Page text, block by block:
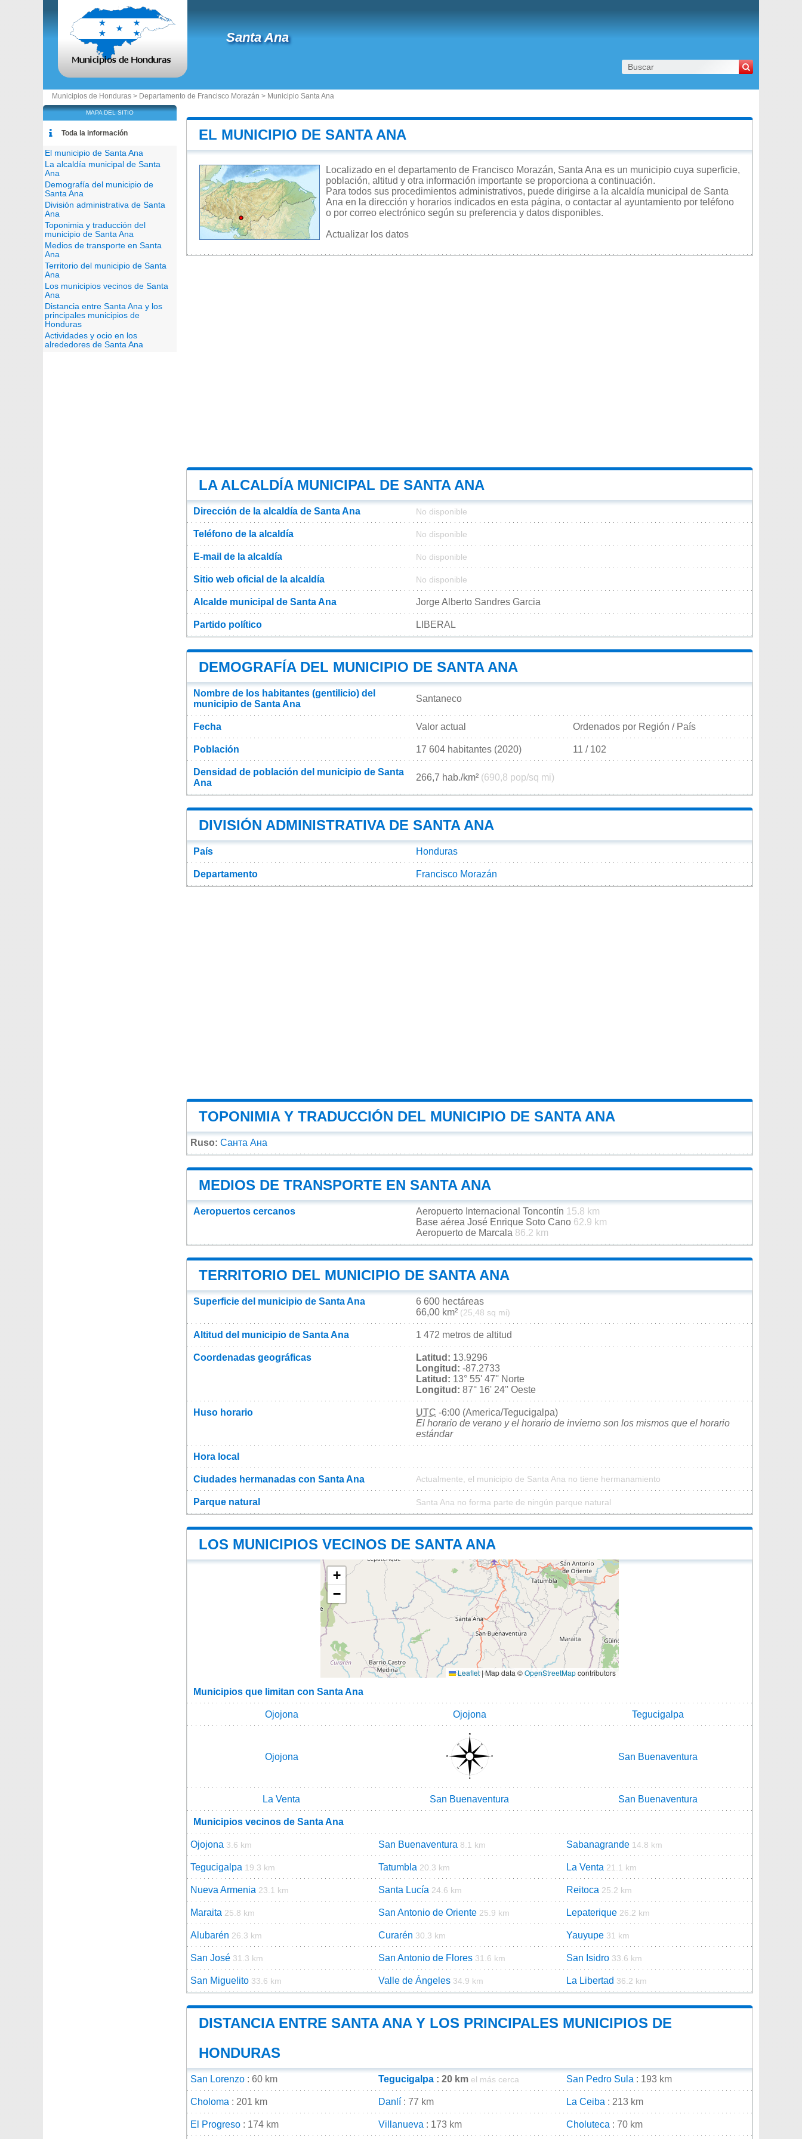
Santa Ana
Municipios de Honduras > Departamento de Francisco Morazán > Municipio Santa Ana
EL MUNICIPIO DE SANTA ANA
Localizado en el departamento de Francisco Morazán, Santa Ana es un municipio cuya superficie,
población, altitud y otra información importante se proporciona a continuación.
Para todos sus procedimientos administrativos, puede dirigirse a la alcaldía municipal de Santa
Ana en la dirección y horarios indicados en esta página, o contactar al ayuntamiento por teléfono
o por correo electrónico según su preferencia y datos disponibles.
Actualizar los datos
LA ALCALDÍA MUNICIPAL DE SANTA ANA
Dirección de la alcaldía de Santa Ana No disponible
Teléfono de la alcaldía No disponible
E-mail de la alcaldía No disponible
Sitio web oficial de la alcaldía No disponible
Alcalde municipal de Santa Ana Jorge Alberto Sandres Garcia
Partido político LIBERAL
DEMOGRAFÍA DEL MUNICIPIO DE SANTA ANA
Nombre de los habitantes (gentilicio) del
municipio de Santa Ana
Santaneco
Fecha Valor actual Ordenados por Región / País
Población 17 604 habitantes (2020) 11 / 102
Densidad de población del municipio de Santa
Ana
266,7 hab./km² (690,8 pop/sq mi)
DIVISIÓN ADMINISTRATIVA DE SANTA ANA
País Honduras
Departamento Francisco Morazán
TOPONIMIA Y TRADUCCIÓN DEL MUNICIPIO DE SANTA ANA
Ruso: Санта Ана
MEDIOS DE TRANSPORTE EN SANTA ANA
Aeropuertos cercanos Aeropuerto Internacional Toncontín 15.8 km
Base aérea José Enrique Soto Cano 62.9 km
Aeropuerto de Marcala 86.2 km
TERRITORIO DEL MUNICIPIO DE SANTA ANA
Superficie del municipio de Santa Ana
6 600 hectáreas
66,00 km² (25,48 sq mi)
Altitud del municipio de Santa Ana 1 472 metros de altitud
Coordenadas geográficas Latitud: 13.9296
Longitud: -87.2733
Latitud: 13° 55' 47'' Norte
Longitud: 87° 16' 24'' Oeste
Huso horario UTC -6:00 (America/Tegucigalpa)
El horario de verano y el horario de invierno son los mismos que el horario
estándar
Hora local
Ciudades hermanadas con Santa Ana Actualmente, el municipio de Santa Ana no tiene hermanamiento
Parque natural Santa Ana no forma parte de ningún parque natural
LOS MUNICIPIOS VECINOS DE SANTA ANA
+
−
Leaflet |Map data ©OpenStreetMapcontributors
Municipios que limitan con Santa Ana
Ojojona Ojojona Tegucigalpa
Ojojona San Buenaventura
La Venta San Buenaventura San Buenaventura
Municipios vecinos de Santa Ana
Ojojona 3.6 km San Buenaventura 8.1 km Sabanagrande 14.8 km
Tegucigalpa 19.3 km Tatumbla 20.3 km La Venta 21.1 km
Nueva Armenia 23.1 km Santa Lucía 24.6 km Reitoca 25.2 km
Maraita 25.8 km San Antonio de Oriente 25.9 km Lepaterique 26.2 km
Alubarén 26.3 km Curarén 30.3 km Yauyupe 31 km
San José 31.3 km San Antonio de Flores 31.6 km San Isidro 33.6 km
San Miguelito 33.6 km Valle de Ángeles 34.9 km La Libertad 36.2 km
DISTANCIA ENTRE SANTA ANA Y LOS PRINCIPALES MUNICIPIOS DE
HONDURAS
San Lorenzo : 60 km Tegucigalpa : 20 km el más cerca San Pedro Sula : 193 km
Choloma : 201 km Danlí : 77 km La Ceiba : 213 km
El Progreso : 174 km Villanueva : 173 km Choluteca : 70 km
MAPA DEL SITIO
Toda la información
El municipio de Santa Ana
La alcaldía municipal de Santa
Ana
Demografía del municipio de
Santa Ana
División administrativa de Santa
Ana
Toponimia y traducción del
municipio de Santa Ana
Medios de transporte en Santa
Ana
Territorio del municipio de Santa
Ana
Los municipios vecinos de Santa
Ana
Distancia entre Santa Ana y los
principales municipios de
Honduras
Actividades y ocio en los
alrededores de Santa Ana